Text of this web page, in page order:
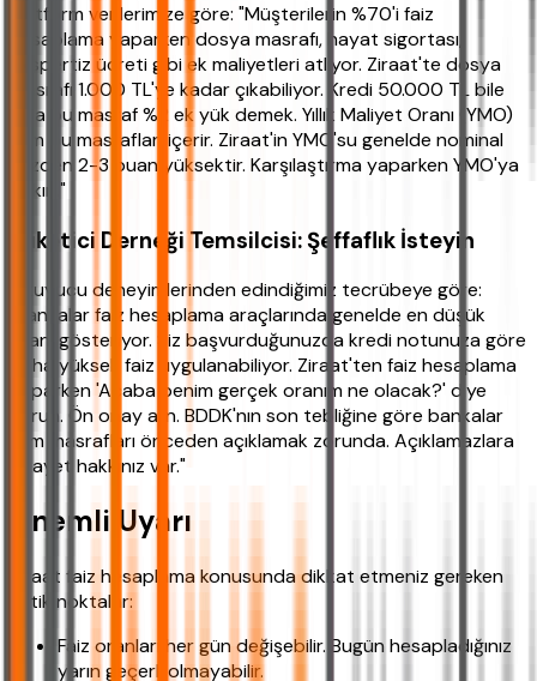
Platform verilerimize göre: "Müşterilerin %70'i faiz
hesaplama yaparken dosya masrafı, hayat sigortası,
ekspertiz ücreti gibi ek maliyetleri atlıyor. Ziraat'te dosya
masrafı 1.000 TL'ye kadar çıkabiliyor. Kredi 50.000 TL bile
olsa bu masraf %2 ek yük demek. Yıllık Maliyet Oranı (YMO)
tüm bu masrafları içerir. Ziraat'in YMO'su genelde nominal
faizden 2-3 puan yüksektir. Karşılaştırma yaparken YMO'ya
bakın."
Tüketici Derneği Temsilcisi: Şeffaflık İsteyin
Okuyucu deneyimlerinden edindiğimiz tecrübeye göre:
"Bankalar faiz hesaplama araçlarında genelde en düşük
oranı gösteriyor. Siz başvurduğunuzda kredi notunuza göre
daha yüksek faiz uygulanabiliyor. Ziraat'ten faiz hesaplama
yaparken 'Acaba benim gerçek oranım ne olacak?' diye
sorun. Ön onay alın. BDDK'nın son tebliğine göre bankalar
tüm masrafları önceden açıklamak zorunda. Açıklamazlara
şikayet hakkınız var."
Önemli Uyarı
Ziraat faiz hesaplama konusunda dikkat etmeniz gereken
kritik noktalar:
Faiz oranları her gün değişebilir. Bugün hesapladığınız
yarın geçerli olmayabilir.